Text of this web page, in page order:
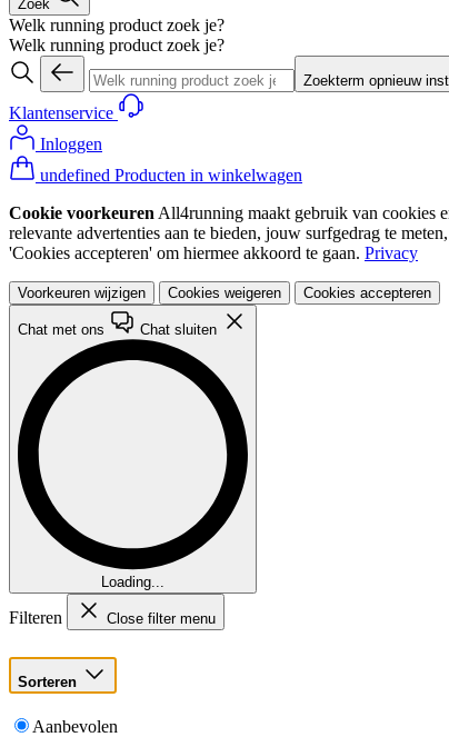
Zoek
Welk running product zoek je?
Welk running product zoek je?
Zoekterm opnieuw
Klantenservice
Inloggen
undefined Producten in winkelwagen
Cookie voorkeuren All4running maakt gebruik van cookies
relevante advertenties aan te bieden, jouw surfgedrag te
'Cookies accepteren' om hiermee akkoord te gaan. Privacy
Voorkeuren wijzigen Cookies weigeren Cookies accepteren
Chat met ons Chat sluiten
Loading...
Filteren Close filter menu
Sorteren
Aanbevolen